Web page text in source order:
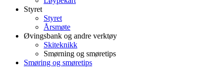
Styret
Styret
Årsmøte
Øvingsbank og andre verktøy
Skiteknikk
Smørning og smøretips
Smøring og smøretips